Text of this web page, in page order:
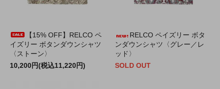
【15% OFF】RELCO ペ
イズリー ボタンダウンシャツ
〈ストーン〉
10,200円(税込11,220円)
RELCO ペイズリー ボタ
ンダウンシャツ〈グレー／レ
ッド〉
SOLD OUT